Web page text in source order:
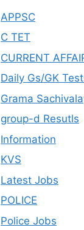
APPSC
C TET
CURRENT
Daily Gs/GK
Grama
group-d Resutls
Information
KVS
Latest Jobs
POLICE
Police Jobs